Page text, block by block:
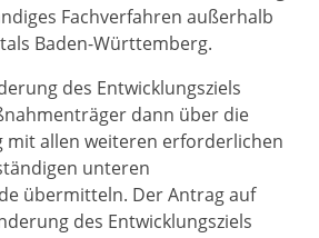
Fachverfahren außerhalb
Baden-Württemberg.
des Entwicklungsziels
dann über die
mit allen weiteren erforderlichen
unteren
übermitteln. Der Antrag auf
des Entwicklungsziels